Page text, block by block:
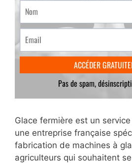
Glace fermière est un
une entreprise française
fabrication de machines à
agriculteurs qui souhaitent